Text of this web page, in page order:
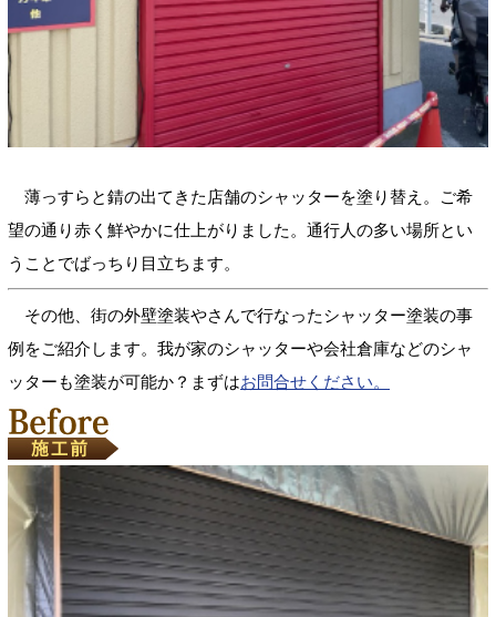
薄っすらと錆の出てきた店舗のシャッターを塗り替え。ご希
望の通り赤く鮮やかに仕上がりました。通行人の多い場所とい
うことでばっちり目立ちます。
その他、街の外壁塗装やさんで行なったシャッター塗装の事
例をご紹介します。我が家のシャッターや会社倉庫などのシャ
ッターも塗装が可能か？まずはお問合せください。